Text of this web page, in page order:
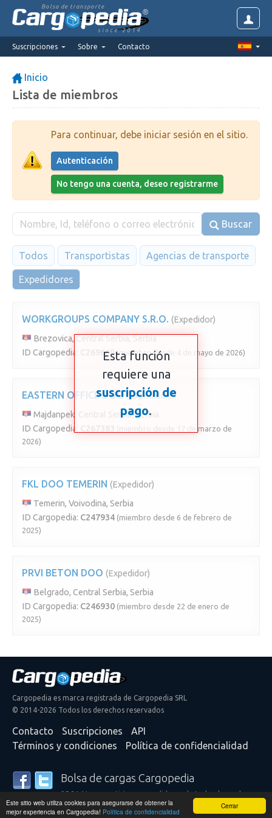
Cerrar
Este sitio web utiliza cookies para asegurarse de obtener la
mejor experiencia en Cargopedia! Política de confidencialidad
Bolsa de transporte
since 2014
Suscripciones Sobre Contacto
Inicio
Lista de miembros
Para continuar, debe iniciar sesión en el sitio.
Autenticación
No tengo una cuenta, deseo registrarme
Buscar
Todos Transportistas Agencias de transporte
Expedidores
WORKGROUPS COMPANY S.R.O. (Expedidor)
Brezovica, Central Serbia, Serbia
ID Cargopedia:
C269668 (miembro desde 4 de mayo de 2026)
EASTERN OFFICE DOO (Expedidor)
Majdanpek, Central Serbia, Serbia
ID Cargopedia:
(miembro desde 17 de marzo de
2026)
FKL DOO TEMERIN (Expedidor)
Temerin, Voivodina, Serbia
ID Cargopedia: C247934 (miembro desde 6 de febrero de
2025)
PRVI BETON DOO (Expedidor)
Belgrado, Central Serbia, Serbia
ID Cargopedia: C246930 (miembro desde 22 de enero de
2025)
Esta función
requiere una
suscripción de
pago.
Cargopedia es marca registrada de Cargopedia SRL
© 2014-2026 Todos los derechos reservados
Contacto Suscripciones
API
Términos y condiciones
Política de confidencialidad
Bolsa de cargas Cargopedia
25.314 transportistas y expedidores de todo el mundo
confían en nuestros servicios